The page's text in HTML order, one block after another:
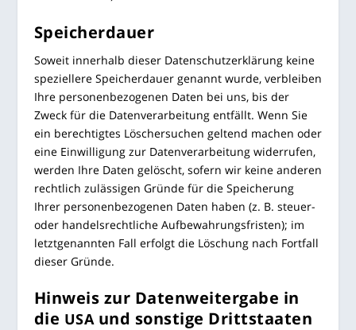
Spei­cher­dau­er
Soweit inner­halb die­ser Daten­schutz­er­klä­rung kei­ne
spe­zi­el­le­re Spei­cher­dau­er genannt wur­de, ver­blei­ben
Ihre per­so­nen­be­zo­ge­nen Daten bei uns, bis der
Zweck für die Daten­ver­ar­bei­tung ent­fällt. Wenn Sie
ein berech­tig­tes Löscher­su­chen gel­tend machen oder
eine Ein­wil­li­gung zur Daten­ver­ar­bei­tung wider­ru­fen,
wer­den Ihre Daten gelöscht, sofern wir kei­ne ande­ren
recht­lich zuläs­si­gen Grün­de für die Spei­che­rung
Ihrer per­so­nen­be­zo­ge­nen Daten haben (z. B. steu­er-
oder han­dels­recht­li­che Auf­be­wah­rungs­fris­ten); im
letzt­ge­nann­ten Fall erfolgt die Löschung nach Fort­fall
die­ser Gründe.
Hin­weis zur Daten­wei­ter­ga­be in
die USAund sons­ti­ge Drittstaaten